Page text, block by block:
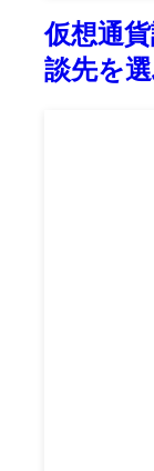
仮想通
談先を